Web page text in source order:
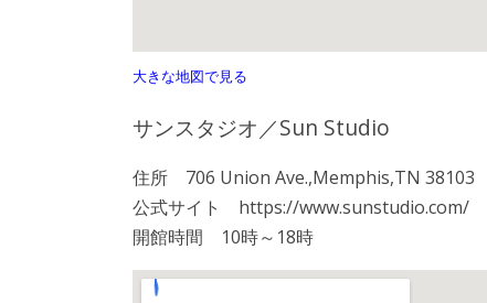
大きな地図で見る
サンスタジオ／Sun Studio
住所 706 Union Ave.,Memphis,TN 38103
公式サイト https://www.sunstudio.com/
開館時間 10時～18時